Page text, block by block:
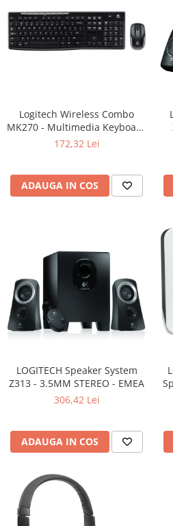
Componente PC
Placi de Baza
Placi Video
SSD
Hard Disc-uri
Carcase
Servere & Componente
Componente Server
Servere
Software
Printing
Multifunctionale
Imprimante 3D
Televizoare & accesorii
Multiboard & Accessorii
Logitech Wireless Combo
MK270 - Multimedia Keyboard
+ Mouse, Black
172,32 Lei
ADAUGA IN COS
LOGITECH Speaker System
Z313 - 3.5MM STEREO - EMEA
306,42 Lei
ADAUGA IN COS